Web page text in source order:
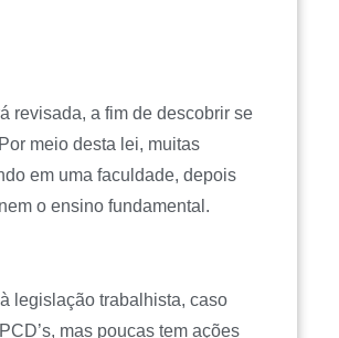
revisada, a fim de descobrir se
meio desta lei, muitas
em uma faculdade, depois
o ensino fundamental.
legislação trabalhista, caso
mas poucas tem ações